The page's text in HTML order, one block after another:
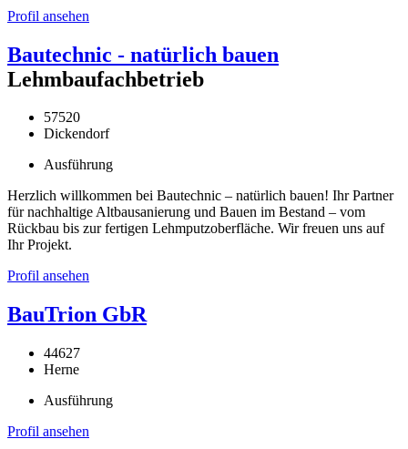
Profil ansehen
Bautechnic - natürlich bauen
Lehmbaufachbetrieb
57520
Dickendorf
Ausführung
Herzlich willkommen bei Bautechnic – natürlich bauen! Ihr Partner
für nachhaltige Altbausanierung und Bauen im Bestand – vom
Rückbau bis zur fertigen Lehmputzoberfläche. Wir freuen uns auf
Ihr Projekt.
Profil ansehen
BauTrion GbR
44627
Herne
Ausführung
Profil ansehen